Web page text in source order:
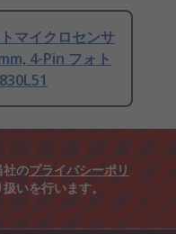
マイクロセンサ
4-Pin フォト
社のプライバシーポリ
いを行います。